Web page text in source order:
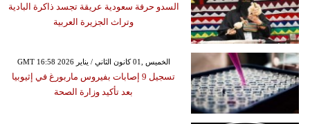
السدو حرفة سعودية عريقة تجسد ذاكرة البادية
وتراث الجزيرة العربية
GMT 16:58 2026 الخميس ,01 كانون الثاني / يناير
تسجيل 9 إصابات بفيروس ماربورغ في إثيوبيا
بعد تأكيد وزارة الصحة